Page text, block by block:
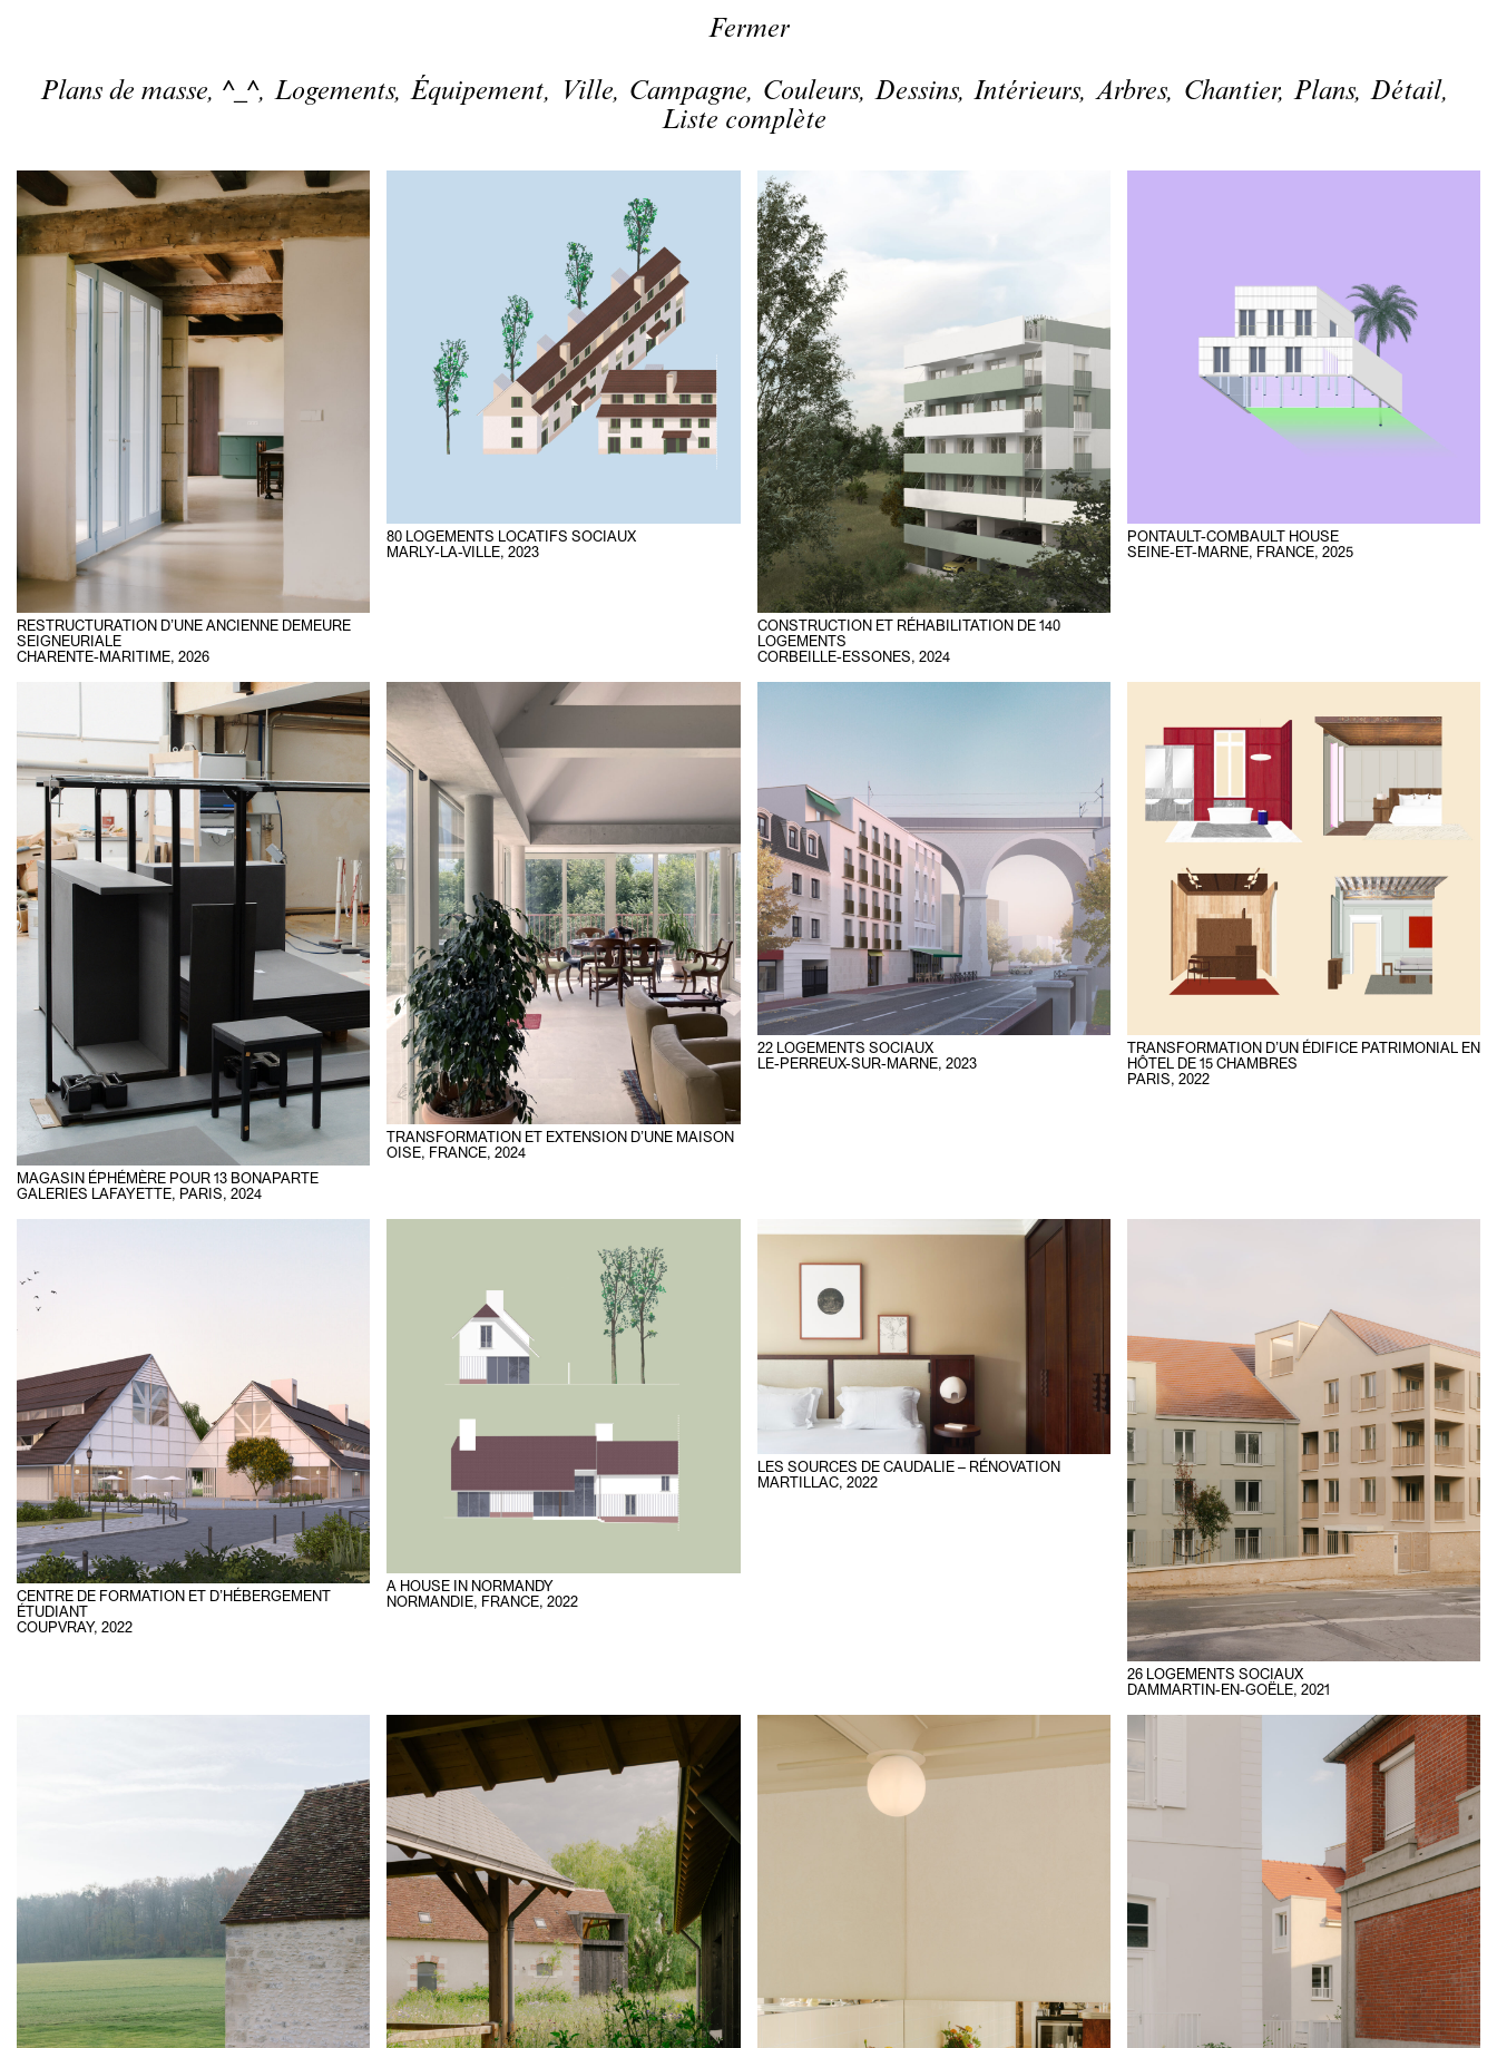
Fermer
Plans de masse, ^_^, Logements, Équipement, Ville, Campagne, Couleurs, Dessins, Intérieurs, Arbres, Chantier, Plans, Détail,
Liste complète
RESTRUCTURATION D’UNE ANCIENNE DEMEURE
SEIGNEURIALE
CHARENTE-MARITIME, 2026
80 LOGEMENTS LOCATIFS SOCIAUX
MARLY-LA-VILLE,2023
CONSTRUCTION ET RÉHABILITATION DE 140
LOGEMENTS
CORBEILLE-ESSONES, 2024
PONTAULT-COMBAULT HOUSE
SEINE-ET-MARNE, FRANCE, 2025
MAGASIN ÉPHÉMÈRE POUR 13 BONAPARTE
GALERIES LAFAYETTE, PARIS, 2024
TRANSFORMATION ET EXTENSION D’UNE MAISON
OISE, FRANCE,2024
22 LOGEMENTS SOCIAUX
LE-PERREUX-SUR-MARNE, 2023
TRANSFORMATION D’UN ÉDIFICE PATRIMONIAL EN
HÔTEL DE 15 CHAMBRES
PARIS, 2022
CENTRE DE FORMATION ET D’HÉBERGEMENT
ÉTUDIANT
COUPVRAY, 2022
A HOUSE IN NORMANDY
NORMANDIE, FRANCE,2022
LES SOURCES DE CAUDALIE – RÉNOVATION
MARTILLAC, 2022
26 LOGEMENTS SOCIAUX
DAMMARTIN-EN-GOËLE, 2021